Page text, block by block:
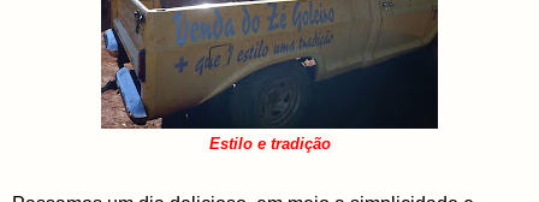
Estilo e tradição